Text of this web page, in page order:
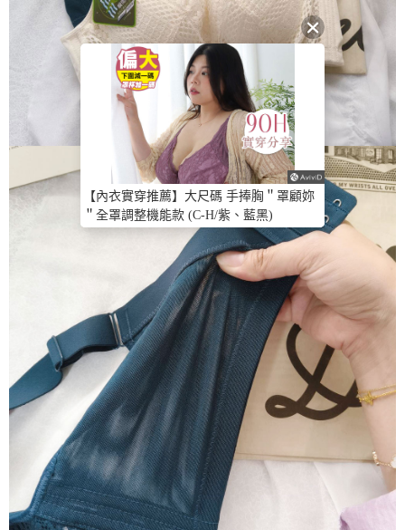
【內衣實穿推薦】大尺碼 手捧胸＂罩顧妳
＂全罩調整機能款 (C-H/紫、藍黑)